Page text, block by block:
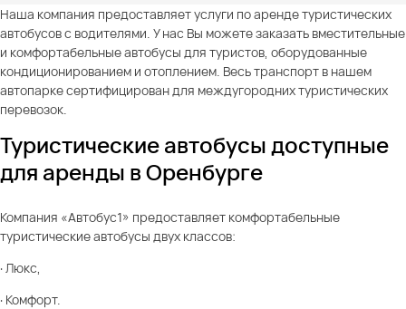
Наша компания предоставляет услуги по аренде туристических
автобусов с водителями. У нас Вы можете заказать вместительные
и комфортабельные автобусы для туристов, оборудованные
кондиционированием и отоплением. Весь транспорт в нашем
автопарке сертифицирован для междугородних туристических
перевозок.
Туристические автобусы доступные
для аренды в Оренбурге
Компания «Автобус1» предоставляет комфортабельные
туристические автобусы двух классов:
· Люкс,
· Комфорт.